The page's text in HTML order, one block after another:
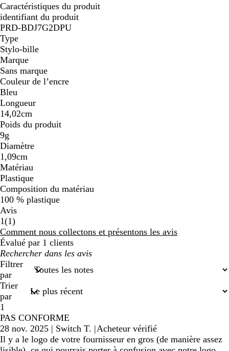
Caractéristiques du produit
identifiant du produit
PRD-BDJ7G2DPU
Type
Stylo-bille
Marque
Sans marque
Couleur de l’encre
Bleu
Longueur
14,02cm
Poids du produit
9g
Diamètre
1,09cm
Matériau
Plastique
Composition du matériau
100 % plastique
Avis
1(11
avis
)
Comment nous collectons et présentons les avis
Évalué par 1 clients
Mes
recherches
saisies
Filtrer
par
Trier
par
1
PAS CONFORME
28 nov. 2025 | Switch T. |Acheteur vérifié
Il y a le logo de votre fournisseur en gros (de manière assez